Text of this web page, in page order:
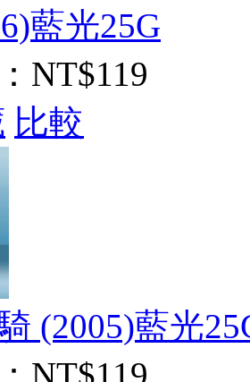
藍光25G
NT$119
比較
(2005)藍光
NT$119